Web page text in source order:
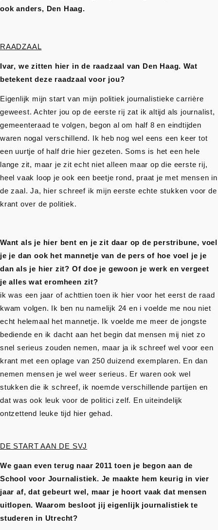
ook anders, Den Haag.
RAADZAAL
Ivar, we zitten hier in de raadzaal van Den Haag. Wat
betekent deze raadzaal voor jou?
Eigenlijk mijn start van mijn politiek journalistieke carrière
geweest. Achter jou op de eerste rij zat ik altijd als journalist,
gemeenteraad te volgen, begon al om half 8 en eindtijden
waren nogal verschillend. Ik heb nog wel eens een keer tot
een uurtje of half drie hier gezeten. Soms is het een hele
lange zit, maar je zit echt niet alleen maar op die eerste rij,
heel vaak loop je ook een beetje rond, praat je met mensen in
de zaal. Ja, hier schreef ik mijn eerste echte stukken voor de
krant over de politiek.
Want als je hier bent en je zit daar op de perstribune, voel
je je dan ook het mannetje van de pers of hoe voel je je
dan als je hier zit? Of doe je gewoon je werk en vergeet
je alles wat eromheen zit?
ik was een jaar of achttien toen ik hier voor het eerst de raad
kwam volgen. Ik ben nu namelijk 24 en i voelde me nou niet
echt helemaal het mannetje. Ik voelde me meer de jongste
bediende en ik dacht aan het begin dat mensen mij niet zo
snel serieus zouden nemen, maar ja ik schreef wel voor een
krant met een oplage van 250 duizend exemplaren. En dan
nemen mensen je wel weer serieus. Er waren ook wel
stukken die ik schreef, ik noemde verschillende partijen en
dat was ook leuk voor de politici zelf. En uiteindelijk
ontzettend leuke tijd hier gehad.
DE START AAN DE SVJ
We gaan even terug naar 2011 toen je begon aan de
School voor Journalistiek. Je maakte hem keurig in vier
jaar af, dat gebeurt wel, maar je hoort vaak dat mensen
uitlopen. Waarom besloot jij eigenlijk journalistiek te
studeren in Utrecht?